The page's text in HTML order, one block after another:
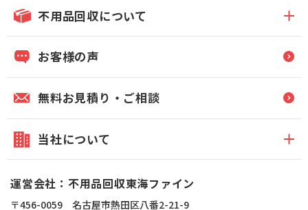
不用品回収について
お客様の声
無料お見積り・ご相談
当社について
運営会社：不用品回収東海ファイン
〒456-0059 名古屋市熱田区八番2-21-9